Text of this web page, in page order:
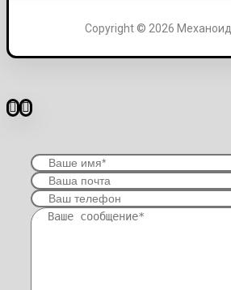
Copyright © 2026 Механоид